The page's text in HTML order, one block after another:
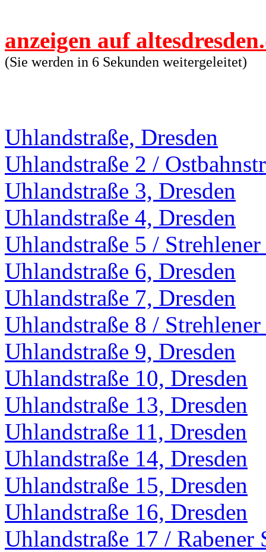
anzeigen auf
(Sie werden in 6 Sekunden weitergeleitet)
Uhlandstraße, Dresden
Uhlandstraße 2 /
Uhlandstraße 3, Dresden
Uhlandstraße 4, Dresden
Uhlandstraße 5 /
Uhlandstraße 6, Dresden
Uhlandstraße 7, Dresden
Uhlandstraße 8 /
Uhlandstraße 9, Dresden
Uhlandstraße 10, Dresden
Uhlandstraße 13, Dresden
Uhlandstraße 11, Dresden
Uhlandstraße 14, Dresden
Uhlandstraße 15, Dresden
Uhlandstraße 16, Dresden
Uhlandstraße 17 / Rabener